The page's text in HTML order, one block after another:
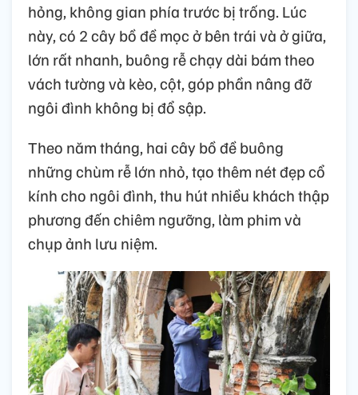
hỏng, không gian phía trước bị trống. Lúc
này, có 2 cây bồ đề mọc ở bên trái và ở giữa,
lớn rất nhanh, buông rễ chạy dài bám theo
vách tường và kèo, cột, góp phần nâng đỡ
ngôi đình không bị đổ sập.
Theo năm tháng, hai cây bồ đề buông
những chùm rễ lớn nhỏ, tạo thêm nét đẹp cổ
kính cho ngôi đình, thu hút nhiều khách thập
phương đến chiêm ngưỡng, làm phim và
chụp ảnh lưu niệm.